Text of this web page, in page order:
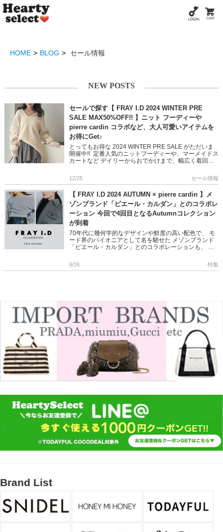
HOME BLOG セール情報
NEW POSTS
セールで探す【 FRAY I.D 2024 WINTER PRE
SALE MAX50%OFF!! 】ニット フーディーや
pierre cardin コラボなど、大人可愛いアイテムを
お得にGet♪
とってもお得な 2024 WINTER PRE SALE がただいま
開催中!! 定番人気のニットフーディーや、マーメイドス
カートなど デイリーからおでかけまで、幅広く着回せ
12/25 セール情報
【 FRAY I.D 2024 AUTUMN × pierre cardin 】メ
ゾンブランド「ピエール・カルダン」とのコラボレ
ーション 今回で4回目となるAutumnコレクション
が到着
70年代に幾何学的なデザインや鮮度の高い配色で、 モ
ード界のパイオニアとして名を馳せた メゾンブランド
「ピエール・カルダン」とのコラボレーションも、 今
FRAY I. […]
9/26 特集
Brand List